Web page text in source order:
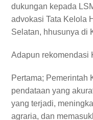
dukungan kepada
advokasi Tata Kelola
Selatan, hhusunya di
Adapun rekomendasi
Pertama; Pemerintah
pendataan yang
yang terjadi,
agraria, dan